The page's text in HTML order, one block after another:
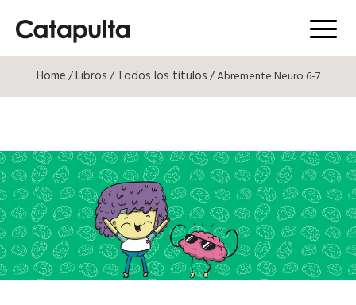
Menú
Home/Libros/Todos los títulos/ Abremente Neuro 6-7